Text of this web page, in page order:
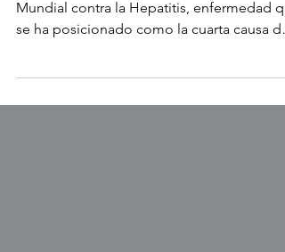
Este 28 de julio se conmemora el Día
Mundial contra la Hepatitis, enfermedad
muerte en México y una de las principales
causas de discapacidad.